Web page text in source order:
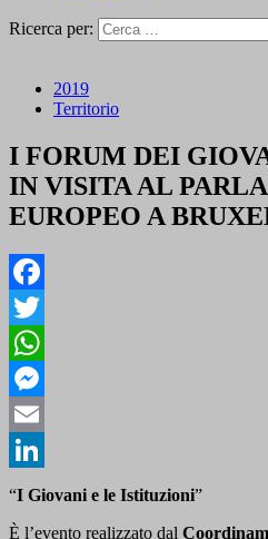
Ricerca per:
2019
Territorio
I FORUM DEI
IN VISITA AL
EUROPEO A
Facebook
Twitter
WhatsApp
Messenger
Email
LinkedIn
“I Giovani e le Istituzioni”
È l’evento realizzato dal